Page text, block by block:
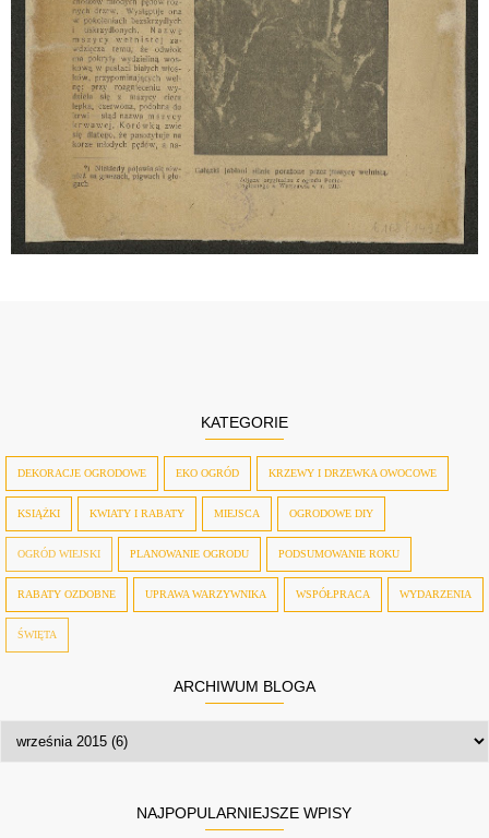
KATEGORIE
DEKORACJE OGRODOWE EKO OGRÓD KRZEWY I DRZEWKA OWOCOWE
KSIĄŻKI KWIATY I RABATY MIEJSCA OGRODOWE DIY
OGRÓD WIEJSKI PLANOWANIE OGRODU PODSUMOWANIE ROKU
RABATY OZDOBNE UPRAWA WARZYWNIKA WSPÓŁPRACA WYDARZENIA
ŚWIĘTA
ARCHIWUM BLOGA
NAJPOPULARNIEJSZE WPISY